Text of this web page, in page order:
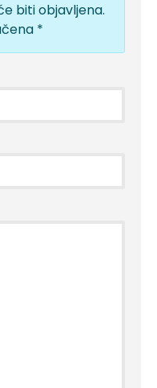
biti objavljena.
*